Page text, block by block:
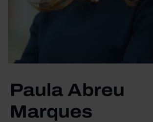
Paula Abreu
Marques